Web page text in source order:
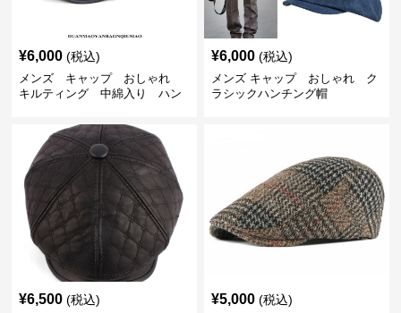
¥6,000 (税込)
メンズ キャップ おしゃれ
キルティング 中綿入り ハン
¥6,000 (税込)
メンズ キャップ おしゃれ ク
ラシックハンチング帽
¥6,500 (税込) ¥5,000 (税込)